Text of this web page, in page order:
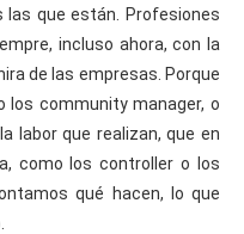
que están. Profesiones
incluso ahora, con la
de las empresas. Porque
los community manager, o
labor que realizan, que en
como los controller o los
qué hacen, lo que